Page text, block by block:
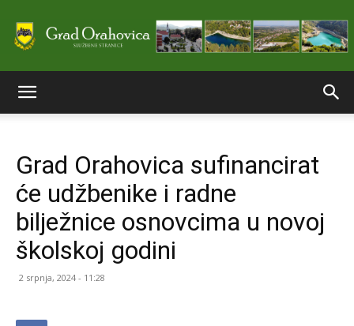
stranice
Grada
Grad Orahovica sufinancirat
će udžbenike i radne
bilježnice osnovcima u novoj
školskoj godini
2 srpnja, 2024 - 11:28